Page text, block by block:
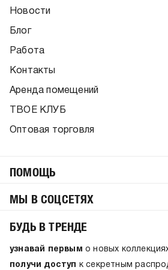
Новости
Блог
Работа
Контакты
Аренда помещений
ТВОЕ КЛУБ
Оптовая торговля
ПОМОЩЬ
МЫ В СОЦСЕТЯХ
БУДЬ В ТРЕНДЕ
узнавай первым о новых
получи доступ к секретным